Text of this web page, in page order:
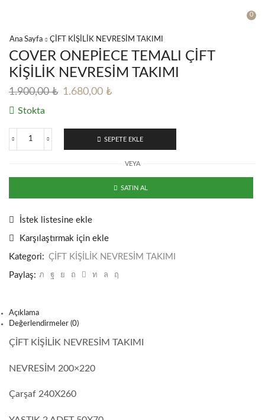
0
Ana Sayfa ÇİFT KİŞİLİK NEVRESİM TAKIMI
COVER ONEPİECE TEMALI ÇİFT
KİŞİLİK NEVRESİM TAKIMI
1.900,00₺ Orijinal
1.680,00 ₺Şu
1.680,00 ₺.
Stokta
COVER
ÇİFT
NEVRESİM
adet
SEPETE EKLE
VEYA
SATIN AL
İstek listesine ekle
Karşılaştırmak için ekle
Kategori: ÇİFT KİŞİLİK NEVRESİM TAKIMI
Paylaş:
Açıklama
Değerlendirmeler (0)
ÇİFT KİŞİLİK NEVRESİM TAKIMI
NEVRESİM 200×220
Çarşaf 240X260